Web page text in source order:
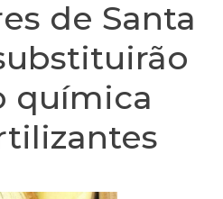
de Santa
química